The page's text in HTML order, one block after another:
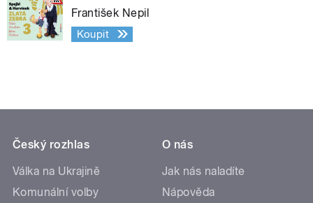
František Nepil
Koupit
Český rozhlas
Válka na Ukrajině
Komunální volby
O nás
Jak nás naladíte
Nápověda